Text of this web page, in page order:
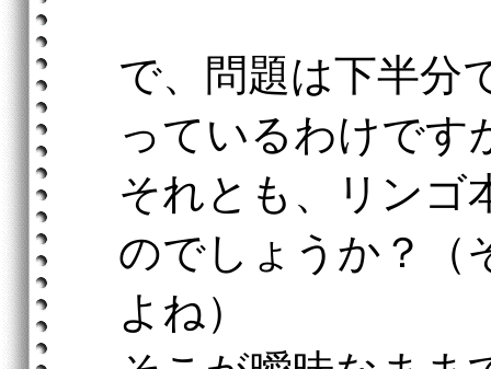
で、問題は下半分
っているわけです
それとも、リンゴ
のでしょうか？（
よね）